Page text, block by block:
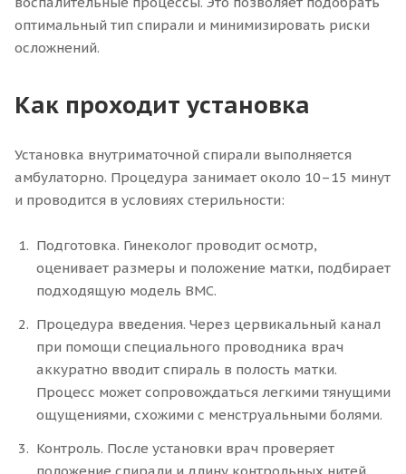
оптимальный тип спирали и минимизировать риски
осложнений.
Как проходит установка
Установка внутриматочной спирали выполняется
амбулаторно. Процедура занимает около 10–15 минут
и проводится в условиях стерильности:
Подготовка. Гинеколог проводит осмотр,
оценивает размеры и положение матки, подбирает
подходящую модель ВМС.
Процедура введения. Через цервикальный канал
при помощи специального проводника врач
аккуратно вводит спираль в полость матки.
Процесс может сопровождаться легкими тянущими
ощущениями, схожими с менструальными болями.
Контроль. После установки врач проверяет